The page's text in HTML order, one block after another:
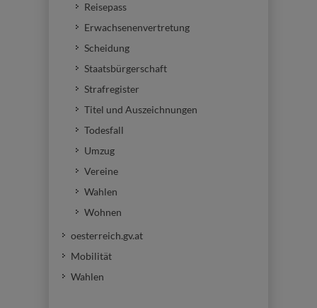
Reisepass
Erwachsenenvertretung
Scheidung
Staatsbürgerschaft
Strafregister
Titel und Auszeichnungen
Todesfall
Umzug
Vereine
Wahlen
Wohnen
oesterreich.gv.at
Mobilität
Wahlen